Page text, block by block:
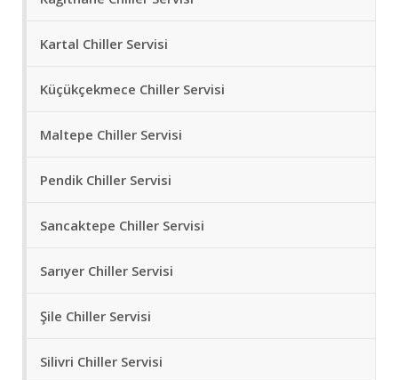
Kartal Chiller Servisi
Küçükçekmece Chiller Servisi
Maltepe Chiller Servisi
Pendik Chiller Servisi
Sancaktepe Chiller Servisi
Sarıyer Chiller Servisi
Şile Chiller Servisi
Silivri Chiller Servisi